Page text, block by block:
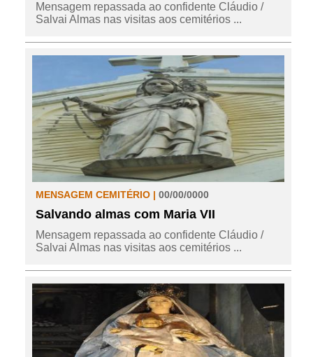
Mensagem repassada ao confidente Cláudio /
Salvai Almas nas visitas aos cemitérios ...
MENSAGEM CEMITÉRIO | 00/00/0000
Salvando almas com Maria VII
Mensagem repassada ao confidente Cláudio /
Salvai Almas nas visitas aos cemitérios ...